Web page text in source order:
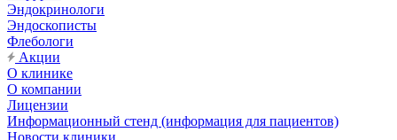
Эндокринологи
Эндоскописты
Флебологи
Акции
О клинике
О компании
Лицензии
Информационный стенд (информация для пациентов)
Новости клиники